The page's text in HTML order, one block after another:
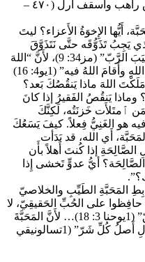
المحبة في أقوال القدّيس قيصاريوس راهب وأسقف آرل (٤٧٠ –
أَيُّها الإِخوَةُ الأَعزاء؟ ليتَ
يَجِبُ تَذَوُّقَه حتَّى نَتَذَوَّقَ
طِيبَةَ المَحَبَّة؟ “ذوقوا وٱنظروا ما أطيَبَ الرَّبّ” (مز34: 9)، لأَنَّ “اللهَ
اللهُ فيه” (1يو4: 16)
اللهَ ماذا يَنقُصُكَ بَعد؟
وماذا يَنقُصُ الفَقيرُ إذا كانَ
ٱمتَلأَت خَزنَتُه، لَكِنَّكَ
هو الغَنِيُّ فِعلاً. كيفَ يَسَعُكَ
أَي الله، قد بَدَأت
إذا كُنتَ أَهلاً بأَن
أيُّ عدوٍّ تَخشى إِذا
المَحَبَّةِ الطَيِّبِ والخلاصيّ
حافِظوا على الحُبِّ الحَقيقِيّ، لا
“بِالكلام ولا بِاللِّسانِ بل بالعَمَلِ والحَقّ” (1يوحنا 3: 18)… لأَنَّ المَحَبَّةَ
هي أَصلُ كُلِّ الخَير، كما أنّ “حُبَّ المالِ أَصلُ كُلِّ شَرّ” (1تسالونيقي